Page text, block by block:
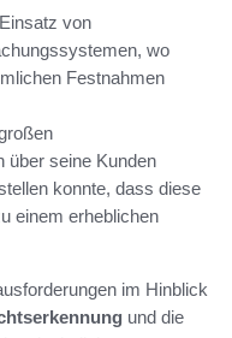
von
wo
Festnahmen
über seine Kunden
konnte, dass diese
einem erheblichen
im Hinblick
und die